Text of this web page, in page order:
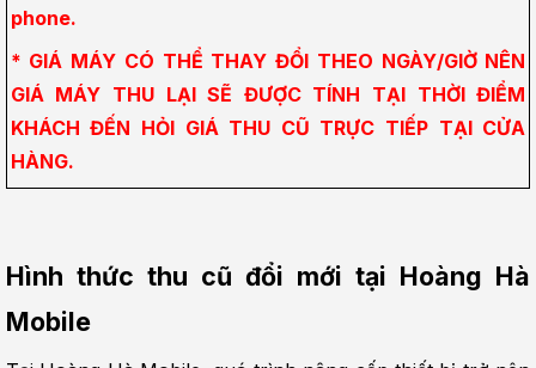
phone.
* GIÁ MÁY CÓ THỂ THAY ĐỔI THEO NGÀY/GIỜ NÊN
GIÁ MÁY THU LẠI SẼ ĐƯỢC TÍNH TẠI THỜI ĐIỂM
KHÁCH ĐẾN HỎI GIÁ THU CŨ TRỰC TIẾP TẠI CỬA
HÀNG.
Hình thức thu cũ đổi mới tại Hoàng Hà
Mobile